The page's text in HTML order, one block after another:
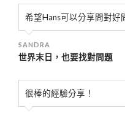
希望Hans可以分享問對好
SANDRA
世界末日，也要找對問題
很棒的經驗分享！